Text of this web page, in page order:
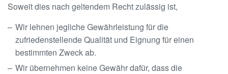
Soweit dies nach geltendem Recht zulässig ist,
Wir lehnen jegliche Gewährleistung für die
zufriedenstellende Qualität und Eignung für einen
bestimmten Zweck ab.
Wir übernehmen keine Gewähr dafür, dass die